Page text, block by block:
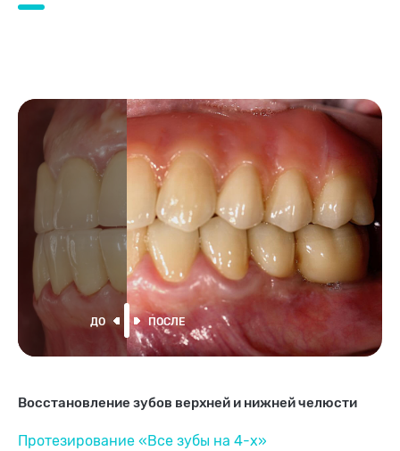
Восстановление зубов верхней и нижней челюсти
Протезирование «Все зубы на 4-х»